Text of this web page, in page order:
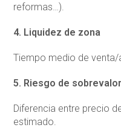
reformas…).
4. Liquidez de zona
Tiempo medio de venta/
5. Riesgo de
Diferencia entre precio
estimado.